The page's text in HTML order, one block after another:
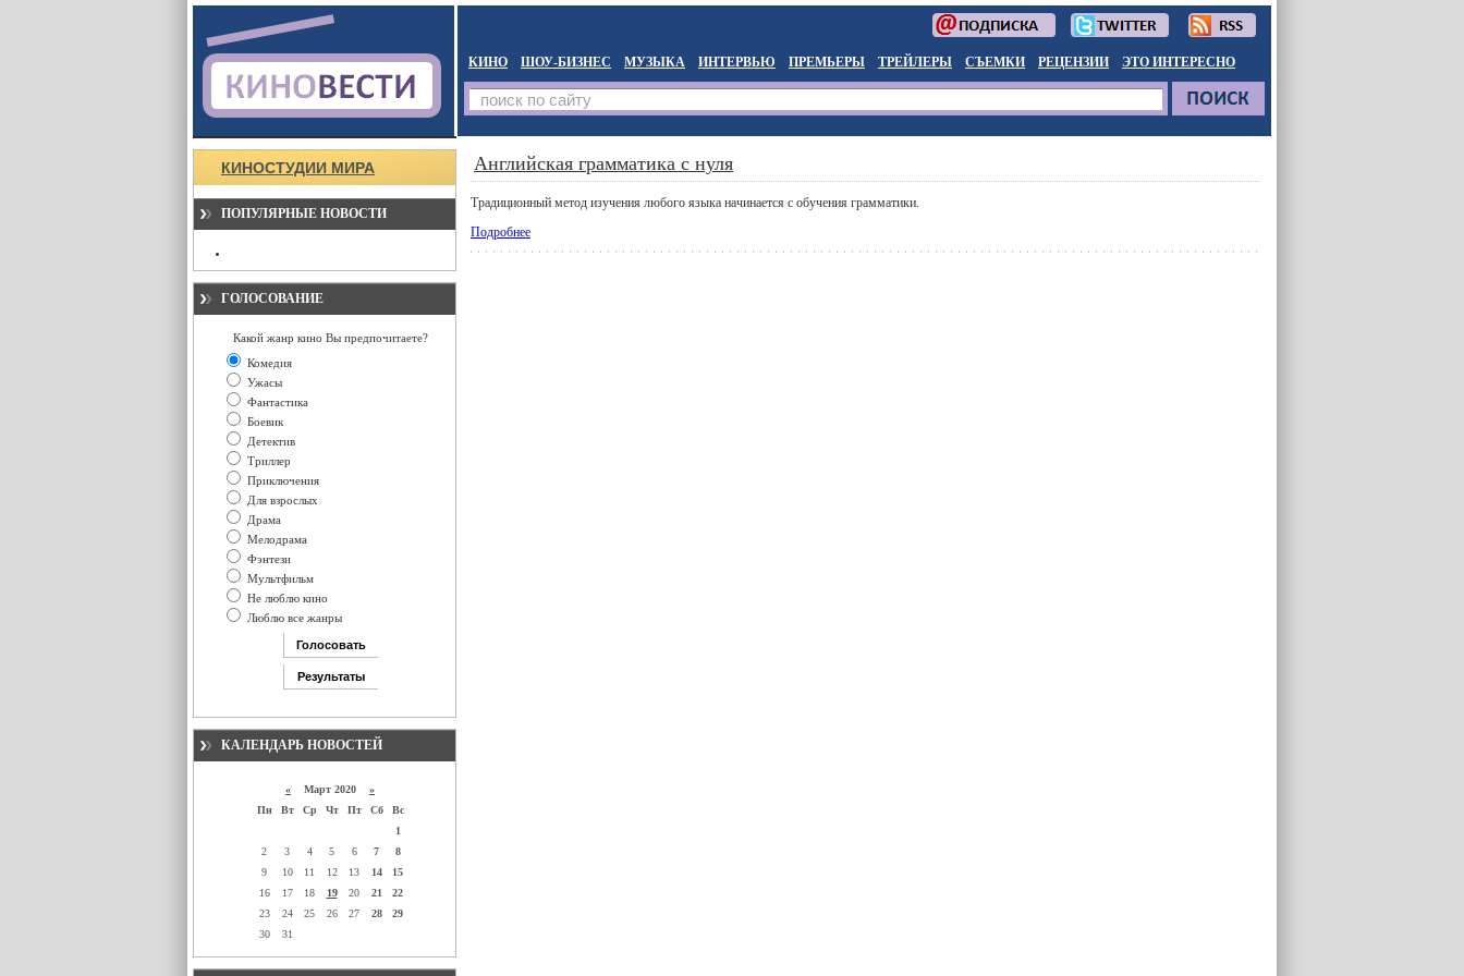
КИНО ШОУ-БИЗНЕС МУЗЫКА ИНТЕРВЬЮ ПРЕМЬЕРЫ ТРЕЙЛЕРЫ СЪЕМКИ РЕЦЕНЗИИ ЭТО ИНТЕРЕСНО
КИНОСТУДИИ МИРА
ПОПУЛЯРНЫЕ НОВОСТИ
ГОЛОСОВАНИЕ
Какой жанр кино Вы предпочитаете?
Комедия
Ужасы
Фантастика
Боевик
Детектив
Триллер
Приключения
Для взрослых
Драма
Мелодрама
Фэнтези
Мультфильм
Не люблю кино
Люблю все жанры
КАЛЕНДАРЬ НОВОСТЕЙ
« Март 2020 »
Пн
Вт Ср Чт Пт Сб
Вс
1
2
3 4 5 6 7
8
9
10 11 12 13 14
15
16
17 18 19 20 21
22
23
24 25 26 27 28
29
30
31
Английская грамматика с нуля
Традиционный метод изучения любого языка начинается с обучения грамматики.
Подробнее